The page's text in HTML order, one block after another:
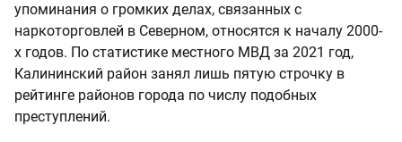
упоминания о громких делах, связанных с
наркоторговлей в Северном, относятся к началу 2000-
х годов. По статистике местного МВД за 2021 год,
Калининский район занял лишь пятую строчку в
рейтинге районов города по числу подобных
преступлений.